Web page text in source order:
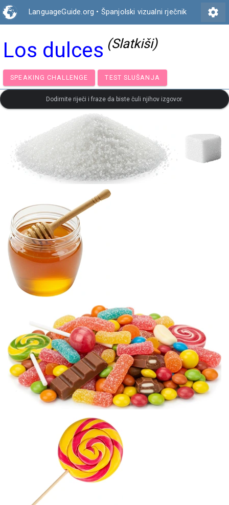
LanguageGuide.org • Španjolski vizualni rječnik settings
Los dulces (Slatkiši)
SPEAKING CHALLENGE TEST SLUŠANJA
Dodirnite riječi i fraze da biste čuli njihov izgovor.